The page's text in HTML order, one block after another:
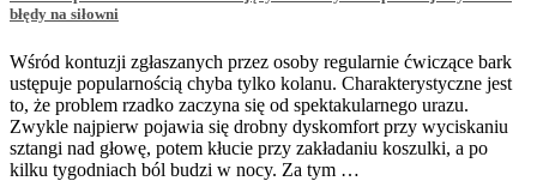
błędy na siłowni
Wśród kontuzji zgłaszanych przez osoby regularnie ćwiczące bark
ustępuje popularnością chyba tylko kolanu. Charakterystyczne jest
to, że problem rzadko zaczyna się od spektakularnego urazu.
Zwykle najpierw pojawia się drobny dyskomfort przy wyciskaniu
sztangi nad głowę, potem kłucie przy zakładaniu koszulki, a po
kilku tygodniach ból budzi w nocy. Za tym …